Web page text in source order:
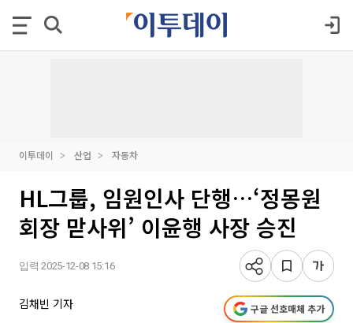
이투데이 산업 자동차
HL그룹, 임원인사 단행…‘정몽원
회장 맏사위’ 이윤행 사장 승진
입력 2025-12-08 15:16
김채빈 기자 구글 선호매체 추가